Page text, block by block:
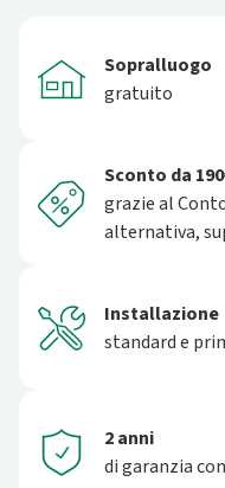
Sopralluogo
gratuito
Sconto da
grazie al
alternativa,
Installazione
standard e
2 anni
di garanzia